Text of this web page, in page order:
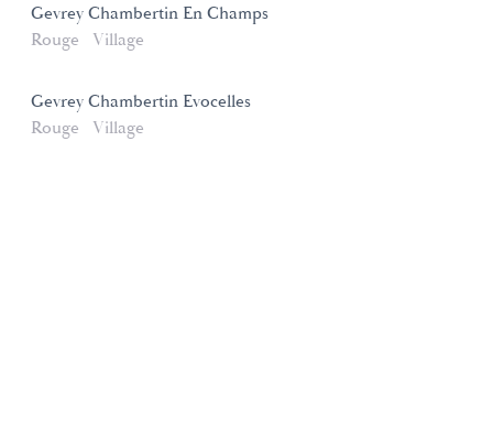
Gevrey Chambertin En Champs
Rouge
Village
Gevrey Chambertin Evocelles
Rouge
Village